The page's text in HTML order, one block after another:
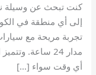
كنت تبحث عن وسيلة
إلى أي منطقة في
تجربة مريحة مع
مدار 24 ساعة.
أي وقت سواء […]